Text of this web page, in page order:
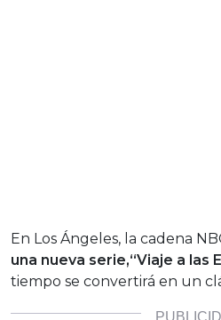
En Los Ángeles, la cadena
una nueva serie,“Viaje a las
tiempo se convertirá en un